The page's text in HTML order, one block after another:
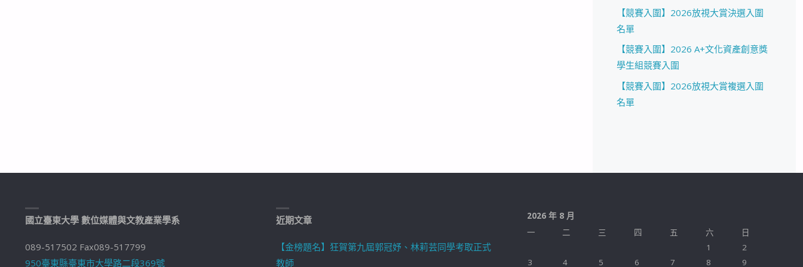
【競賽入圍】2026放視大賞決選入圍
名單
【競賽入圍】2026 A+文化資產創意獎
學生組競賽入圍
【競賽入圍】2026放視大賞複選入圍
名單
國立臺東大學 數位媒體與文教產業學系
089-517502 Fax089-517799
950臺東縣臺東市大學路二段369號
近期文章
【金榜題名】狂賀第九屆郭冠妤、林莉芸同學考取正式
教師
2026 年 8 月
一
二 三 四 五 六
日
1
2
3
4 5 6 7 8 9